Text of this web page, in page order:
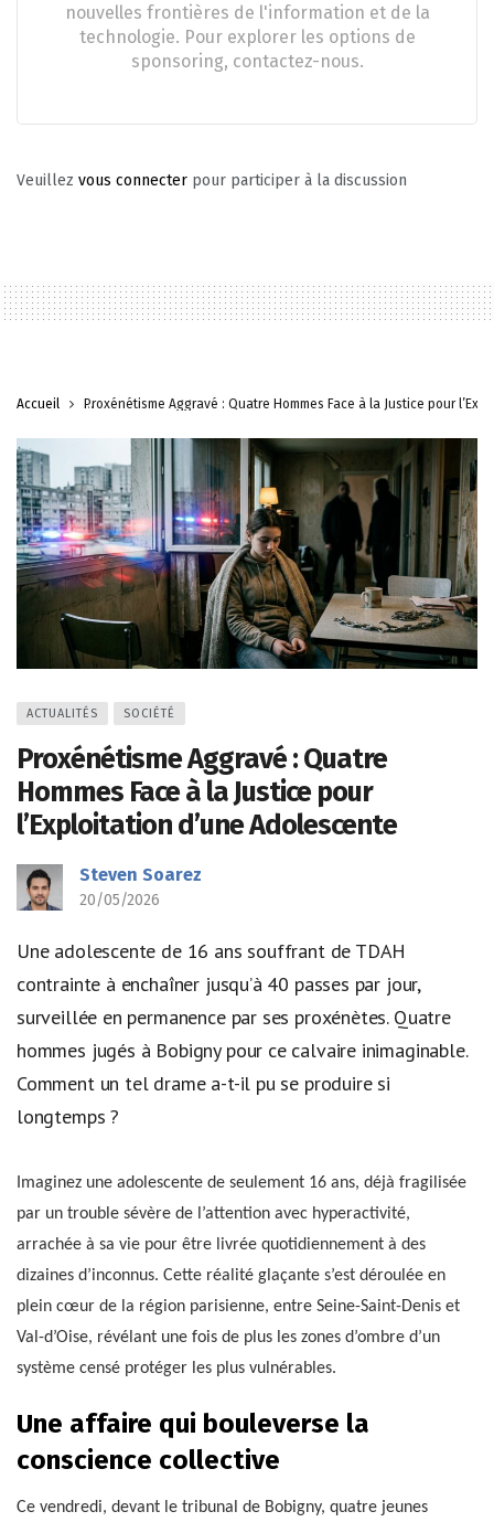
nouvelles frontières de l'information et de la
technologie. Pour explorer les options de
sponsoring, contactez-nous.
Veuillez vous connecter pour participer à la discussion
Accueil Proxénétisme Aggravé : Quatre Hommes Face à la Justice pour
ACTUALITÉS SOCIÉTÉ
Proxénétisme Aggravé : Quatre
Hommes Face à la Justice pour
l’Exploitation d’une Adolescente
Steven Soarez
20/05/2026
Une adolescente de 16 ans souffrant de TDAH
contrainte à enchaîner jusqu’à 40 passes par jour,
surveillée en permanence par ses proxénètes. Quatre
hommes jugés à Bobigny pour ce calvaire inimaginable.
Comment un tel drame a-t-il pu se produire si
longtemps ?
Imaginez une adolescente de seulement 16 ans, déjà fragilisée
par un trouble sévère de l’attention avec hyperactivité,
arrachée à sa vie pour être livrée quotidiennement à des
dizaines d’inconnus. Cette réalité glaçante s’est déroulée en
plein cœur de la région parisienne, entre Seine-Saint-Denis et
Val-d’Oise, révélant une fois de plus les zones d’ombre d’un
système censé protéger les plus vulnérables.
Une affaire qui bouleverse la
conscience collective
Ce vendredi, devant le tribunal de Bobigny, quatre jeunes